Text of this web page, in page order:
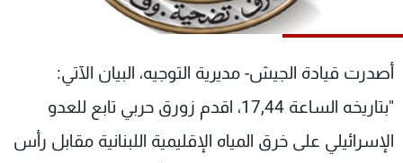
أصدرت قيادة الجيش- مديرية التوجيه، البيان الآتي:
"بتاريخه الساعة 17,44، اقدم زورق حربي تابع للعدو
الإسرائيلي على خرق المياه الإقليمية اللبنانية مقابل رأس
شاهد البرامج
عن MTV
الإنـتـاج
لاعلاناتكم
وظائف
تواصل معنا
شروط الإسـتخدام